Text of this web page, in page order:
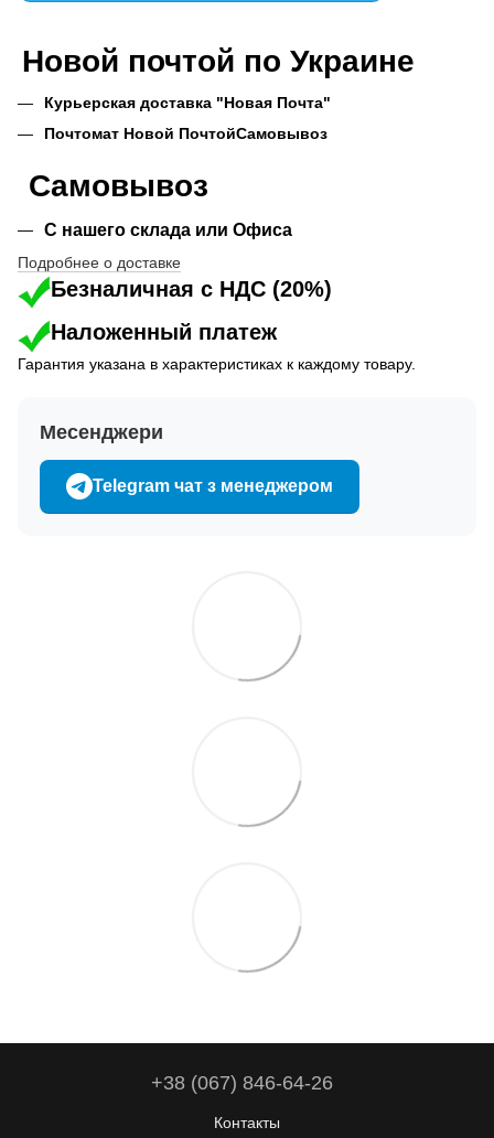
Новой почтой по Украине
Курьерская доставка "Новая Почта"
Почтомат Новой ПочтойСамовывоз
Самовывоз
С нашего склада или Офиса
Подробнее о доставке
Безналичная с НДС (20%)
Наложенный платеж
Гарантия указана в характеристиках к каждому товару.
Месенджери
Telegram чат з менеджером
+38 (067) 846-64-26
Контакты